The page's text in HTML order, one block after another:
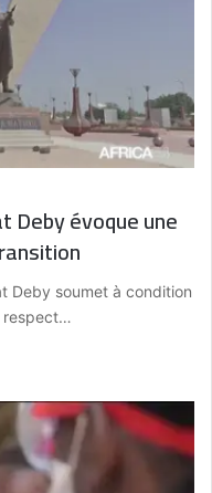
Deby évoque une
Deby soumet à condition
respect…